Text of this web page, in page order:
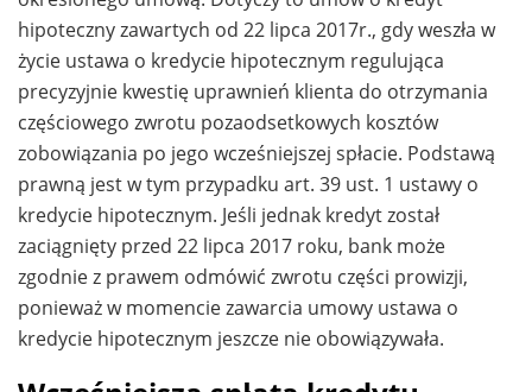
hipoteczny zawartych od 22 lipca 2017r., gdy weszła w
życie ustawa o kredycie hipotecznym regulująca
precyzyjnie kwestię uprawnień klienta do otrzymania
częściowego zwrotu pozaodsetkowych kosztów
zobowiązania po jego wcześniejszej spłacie. Podstawą
prawną jest w tym przypadku art. 39 ust. 1 ustawy o
kredycie hipotecznym. Jeśli jednak kredyt został
zaciągnięty przed 22 lipca 2017 roku, bank może
zgodnie z prawem odmówić zwrotu części prowizji,
ponieważ w momencie zawarcia umowy ustawa o
kredycie hipotecznym jeszcze nie obowiązywała.